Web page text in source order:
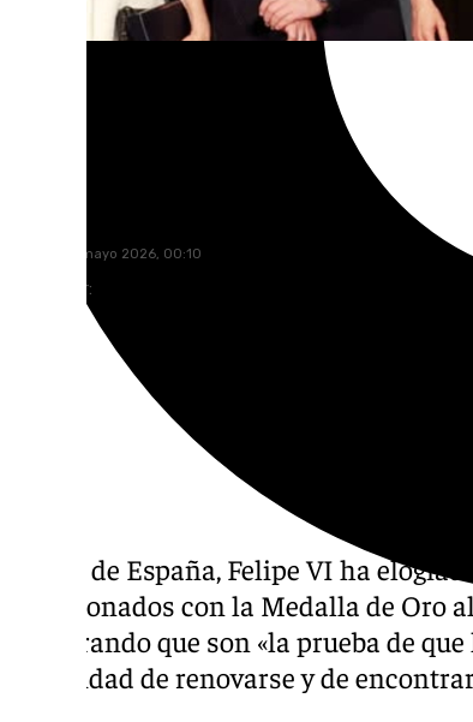
jueves, 28 mayo 2026, 00:10
Compartir:
El Rey de España, Felipe VI ha
galardonados con la Medalla de Oro
asegurando que son «la prueba de
capacidad de renovarse y de